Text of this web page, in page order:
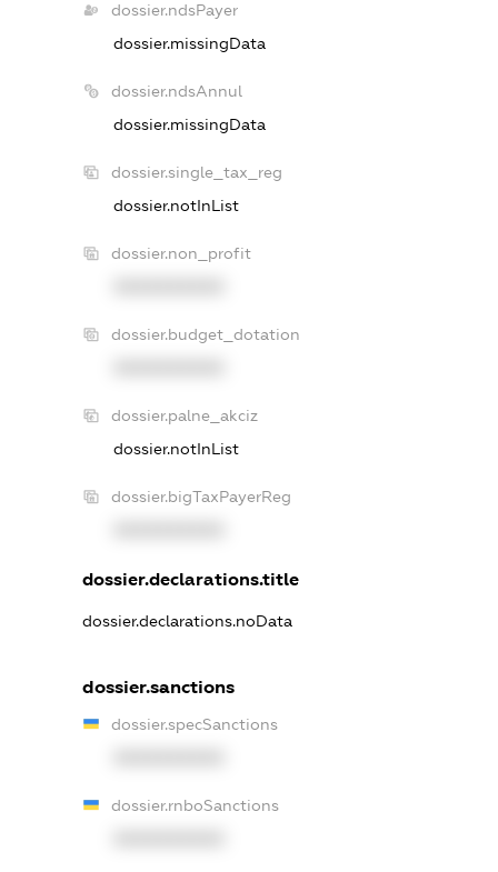
dossier.ndsPayer
dossier.missingData
dossier.ndsAnnul
dossier.missingData
dossier.single_tax_reg
dossier.notInList
dossier.non_profit
dossier.budget_dotation
dossier.palne_akciz
dossier.notInList
dossier.bigTaxPayerReg
dossier.declarations.title
dossier.declarations.noData
dossier.sanctions
dossier.specSanctions
dossier.rnboSanctions